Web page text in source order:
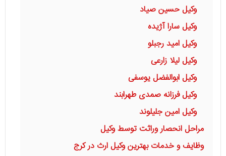
وکیل حسین صیاد
وکیل سارا آژیده
وکیل امید رجبلو
وکیل لیلا زارعی
وکیل ابوالفضل یوسفی
وکیل فرزانه صمدی طهرابند
وکیل امین جلیلوند
مراحل انحصار وراثت توسط وکیل
وظایف و خدمات بهترین وکیل ارث در کرج